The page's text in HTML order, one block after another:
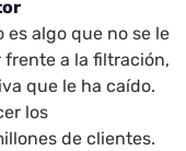
algo que no se le
frente a la filtración,
que le ha caído.
los
de clientes.